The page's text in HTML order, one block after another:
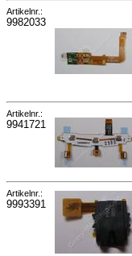
Artikelnr.:
9982033
Artikelnr.:
9941721
Artikelnr.:
9993391